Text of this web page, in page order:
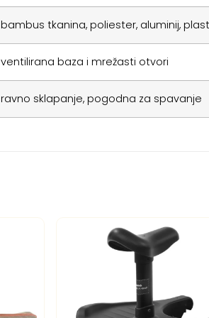
bambus tkanina, poliester, aluminij,
ventilirana baza i mrežasti otvori
ravno sklapanje, pogodna za spavanje